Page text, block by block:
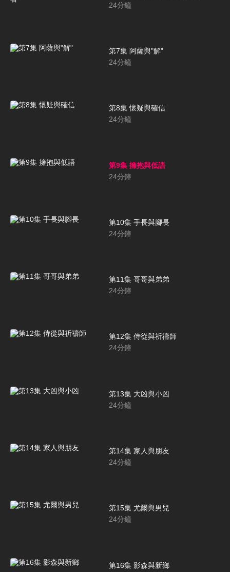
24分鐘
第7集 阿薩與"解"
24分鐘
第8集 懷疑與確信
24分鐘
第9集 擁抱與低語
24分鐘
第10集 手長與腳長
24分鐘
第11集 哥哥與弟弟
24分鐘
第12集 侍從與祈禱師
24分鐘
第13集 大凶與小凶
24分鐘
第14集 家人與朋友
24分鐘
第15集 尤爾與男兒
24分鐘
第16集 影森與新鄉